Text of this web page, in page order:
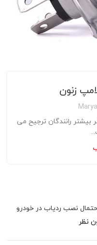
زنون
بیشتر رانندگان ترجیح می
نصب ردیاب در خودرو
نظر